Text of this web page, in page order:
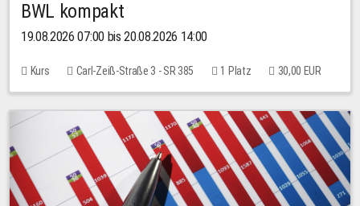
BWL kompakt
19.08.2026 07:00 bis 20.08.2026 14:00
Kurs Carl-Zeiß-Straße 3 - SR 385 1 Platz 30,00 EUR